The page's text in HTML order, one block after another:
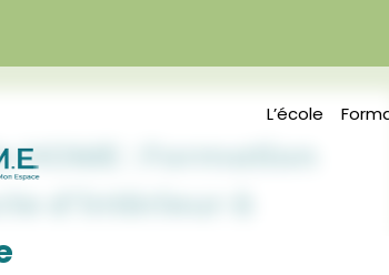
L’école
: Formation
d’intérieur à